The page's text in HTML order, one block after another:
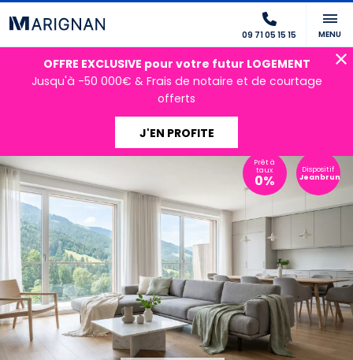
09 71 05 15 15 MENU
OFFRE EXCLUSIVE pour votre futur LOGEMENT
Jusqu'à -50 000€ & Frais de notaire et de courtage
offerts
J'EN PROFITE
Prêt à
taux
0%
Dispositif
Jeanbrun